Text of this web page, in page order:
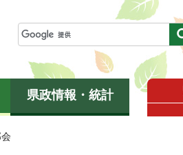
県政情報・統計